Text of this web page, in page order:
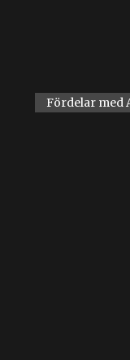
Fördelar med